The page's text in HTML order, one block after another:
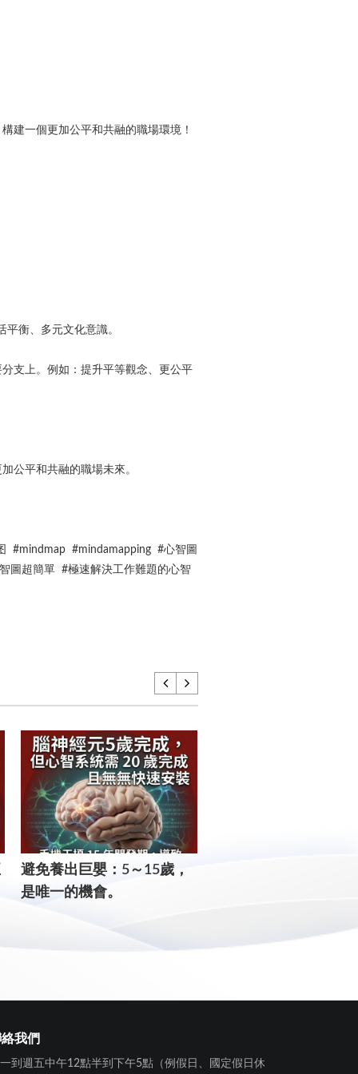
建一個更加公平和共融的職場環境！
衡、多元文化意識。
支上。例如：提升平等觀念、更公平
公平和共融的職場未來。
#mindmap #mindamapping #心智圖
圖超簡單 #極速解決工作難題的心智
​避免養出巨嬰：5～15歲，
是唯一的機會。
我們
到週五中午12點半到下午5點（例假日、國定假日休